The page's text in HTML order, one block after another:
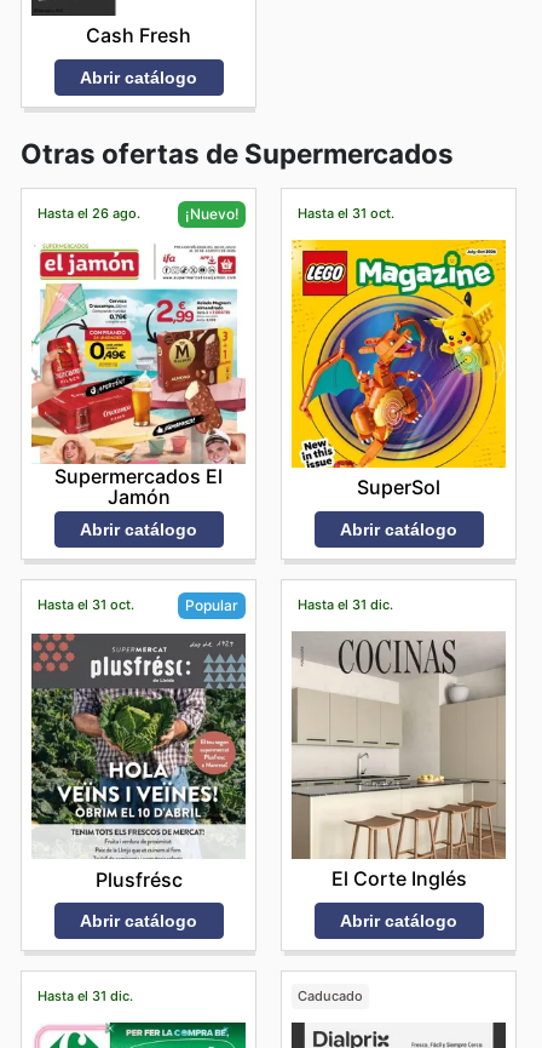
Cash Fresh
Abrir catálogo
Otras ofertas de Supermercados
Hasta el 26 ago. ¡Nuevo!
Supermercados El
Jamón
Abrir catálogo
Hasta el 31 oct.
SuperSol
Abrir catálogo
Hasta el 31 oct. Popular
Plusfrésc
Abrir catálogo
Hasta el 31 dic.
El Corte Inglés
Abrir catálogo
Hasta el 31 dic. Caducado